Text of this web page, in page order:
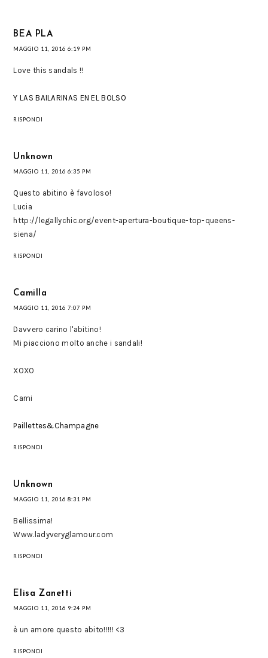
BEA PLA
MAGGIO 11, 2016 6:19 PM
Love this sandals !!
Y LAS BAILARINAS EN EL BOLSO
RISPONDI
Unknown
MAGGIO 11, 2016 6:35 PM
Questo abitino è favoloso!
Lucia
http://legallychic.org/event-apertura-boutique-top-queens-
siena/
RISPONDI
Camilla
MAGGIO 11, 2016 7:07 PM
Davvero carino l'abitino!
Mi piacciono molto anche i sandali!
XOXO
Cami
Paillettes&Champagne
RISPONDI
Unknown
MAGGIO 11, 2016 8:31 PM
Bellissima!
Www.ladyveryglamour.com
RISPONDI
Elisa Zanetti
MAGGIO 11, 2016 9:24 PM
è un amore questo abito!!!!! <3
RISPONDI